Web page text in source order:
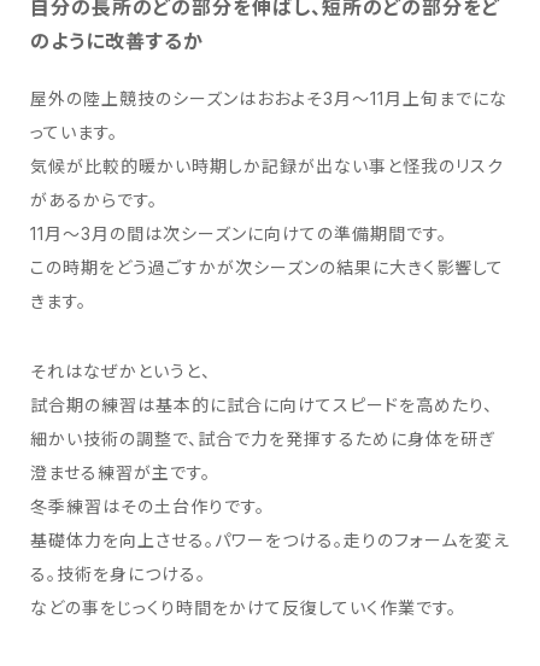
⾃分の⻑所のどの部分を伸ばし、短所のどの部分をど
のように改善するか
屋外の陸上競技のシーズンはおおよそ3⽉〜11⽉上旬までにな
っています。
気候が⽐較的暖かい時期しか記録が出ない事と怪我のリスク
があるからです。
11⽉〜3⽉の間は次シーズンに向けての準備期間です。
この時期をどう過ごすかが次シーズンの結果に⼤きく影響して
きます。
それはなぜかというと、
試合期の練習は基本的に試合に向けてスピードを⾼めたり、
細かい技術の調整で、試合で⼒を発揮するために⾝体を研ぎ
澄ませる練習が主です。
冬季練習はその⼟台作りです。
基礎体⼒を向上させる。パワーをつける。⾛りのフォームを変え
る。技術を⾝につける。
などの事をじっくり時間をかけて反復していく作業です。